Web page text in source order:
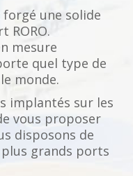
forgé une solide
RORO.
mesure
quel type de
monde.
implantés sur les
vous proposer
disposons de
grands ports